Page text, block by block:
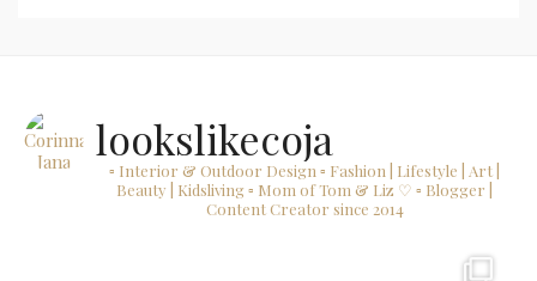
lookslikecoja
▫ Interior & Outdoor Design ▫ Fashion | Lifestyle | Art |
Beauty | Kidsliving▫ Mom of Tom & Liz ♡ ▫ Blogger |
Content Creator since 2014